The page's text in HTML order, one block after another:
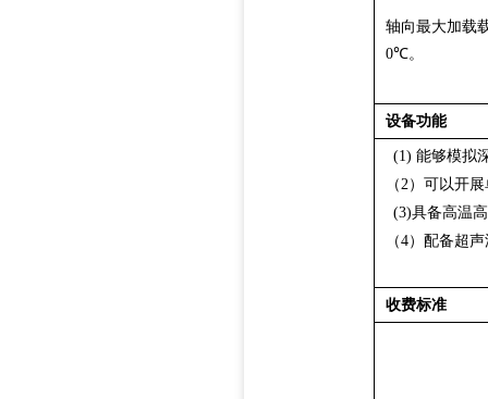
轴向最大加载
0℃。
设备功能
(1) 能够模拟
（2）可以开
(3)具备高温
（4）配备超
收费标准